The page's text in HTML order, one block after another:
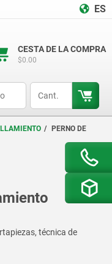
ES
CESTA DE LA COMPRA
$0.00
PERNO DE
técnica de